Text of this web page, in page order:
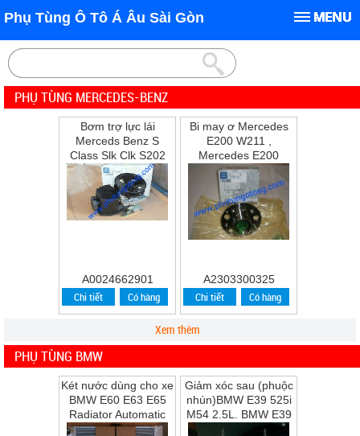
Phụ Tùng Ô Tô Á Âu Sài Gòn
PHỤ TÙNG MERCEDES-BENZ
Bơm trợ lực lái
Merceds Benz S
Class Slk Clk S202
W202 W210 S210
A0024662901
Chi tiết Có hàng
Bi may ơ Mercedes
E200 W211 ,
Mercedes E200
,E240 ,E280
A2303300325
Chi tiết Có hàng
Xem thêm
PHỤ TÙNG BMW
Két nước dùng cho xe
BMW E60 E63 E65
Radiator Automatic
Transmission
Giảm xóc sau (phuộc
nhún)BMW E39 525i
M54 2.5L, BMW E39
528i M52 2.8L, BMW